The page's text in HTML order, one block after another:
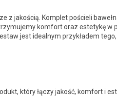
z jakością. Komplet pościeli
komfort oraz estetykę w
jest idealnym przykładem
który łączy jakość, komfort i